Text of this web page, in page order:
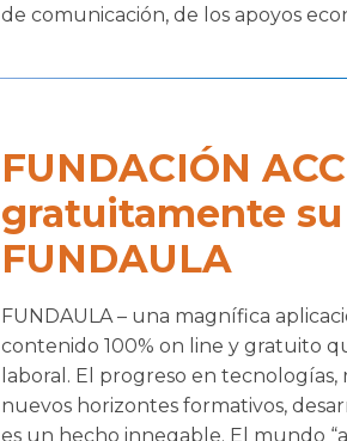
de comunicación, de los apoyos
FUNDACIÓN
gratuitamente
FUNDAULA
FUNDAULA – una magnífica
contenido 100% on line y gratuito
laboral. El progreso en
nuevos horizontes formativos,
es un hecho innegable. El mundo